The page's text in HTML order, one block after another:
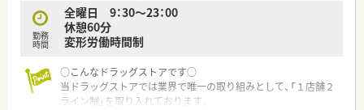
勤務
時間
全曜日 9：30～23：00
休憩60分
変形労働時間制
○こんなドラッグストアです○
当ドラッグストアでは業界で唯一の取り組みとして、「１店舗２
ライン制」を取り入れております。